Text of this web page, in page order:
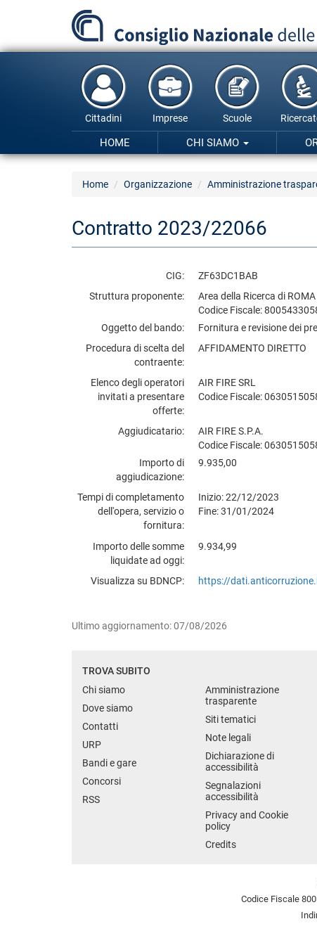
principale
Cittadini Imprese Scuole
HOME CHI SIAMO
Home Organizzazione Amministrazione
Contratto 2023/22066
CIG
ZF63DC1BAB
Struttura proponente
Area della Ricerca di
Codice Fiscale:
Oggetto del bando
Fornitura e revisione dei
Procedura di scelta del
contraente
AFFIDAMENTO DIRETTO
Elenco degli operatori
invitati a presentare
offerte
AIR FIRE SRL
Codice Fiscale:
Aggiudicatario
AIR FIRE S.P.A.
Codice Fiscale:
Importo di
aggiudicazione
9.935,00
Tempi di completamento
dell'opera, servizio o
fornitura
Inizio: 22/12/2023
Fine: 31/01/2024
Importo delle somme
liquidate ad oggi
9.934,99
Visualizza su BDNCP https://
Ultimo aggiornamento: 07/08/2026
TROVA SUBITO
Chi siamo
Dove siamo
Contatti
URP
Bandi e gare
Concorsi
RSS
Amministrazione
trasparente
Siti tematici
Note legali
Dichiarazione di
accessibilità
Segnalazioni
accessibilità
Privacy and Cookie
policy
Credits
Codice Fiscale